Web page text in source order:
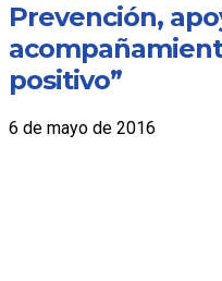
Prevención,
positivo”
6 de mayo de 2016